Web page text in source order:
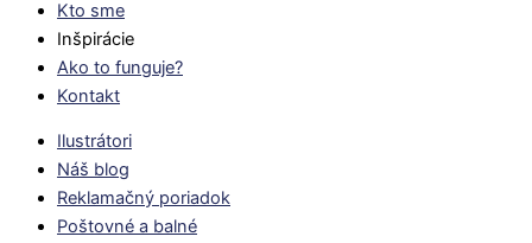
Kto sme
Inšpirácie
Ako to funguje?
Kontakt
Ilustrátori
Náš blog
Reklamačný poriadok
Poštovné a balné